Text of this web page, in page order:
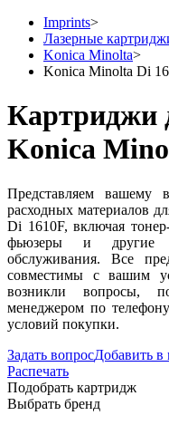
Imprints>
Лазерные
Konica Minolta>
Konica Minolta Di
Картриджи
Konica
Представляем вашему
расходных материалов
Di 1610F, включая
фьюзеры и другие
обслуживания. Все
совместимы с вашим
возникли вопросы,
менеджером по
условий покупки.
Задать вопросДобавить
Распечать
Подобрать картридж
Выбрать бренд